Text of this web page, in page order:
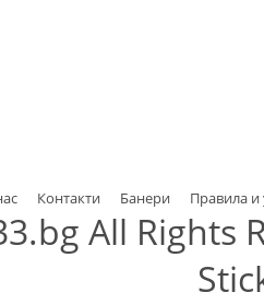
Контакти Банери Правила и
All Rights